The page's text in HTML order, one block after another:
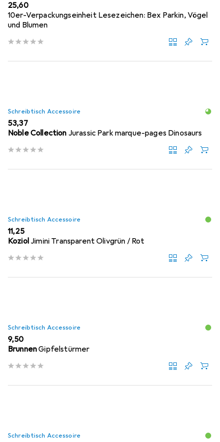
EUR
25,60
10er-Verpackungseinheit Lesezeichen: Bex Parkin, Vögel
und Blumen
Schreibtisch Accessoire
EUR
53,37
Noble Collection Jurassic Park marque-pages Dinosaurs
Schreibtisch Accessoire
EUR
11,25
Koziol Jimini Transparent Olivgrün / Rot
Schreibtisch Accessoire
EUR
9,50
BrunnenGipfelstürmer
Schreibtisch Accessoire